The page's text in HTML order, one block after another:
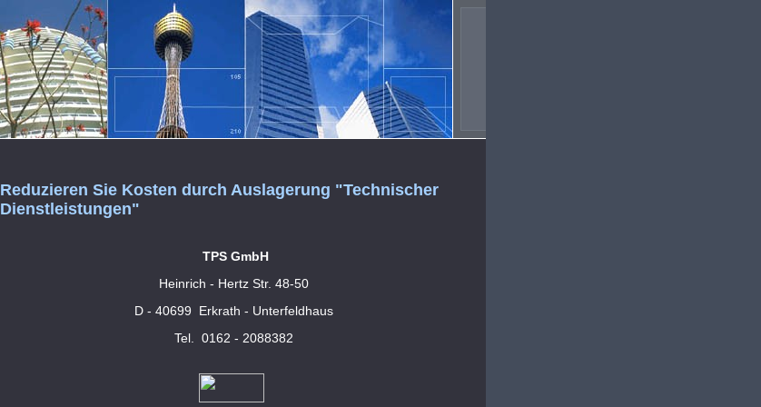
Reduzieren Sie Kosten durch Auslagerung "Technischer
Dienstleistungen"
TPS GmbH
Heinrich - Hertz Str. 48-50
D - 40699 Erkrath - Unterfeldhaus
Tel. 0162 - 2088382